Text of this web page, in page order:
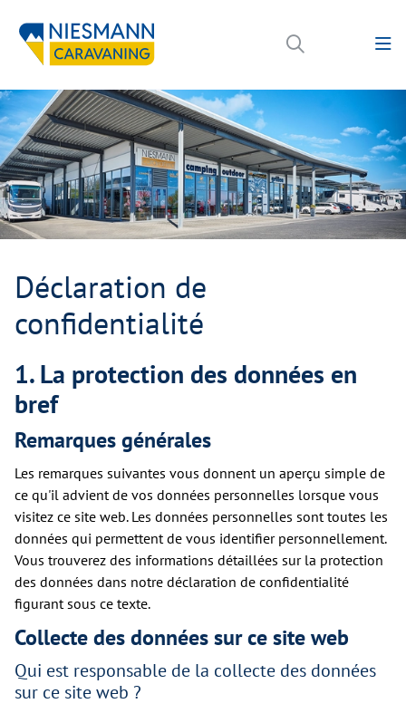
Déclaration de
confidentialité
1. La protection des données en
bref
Remarques générales
Les remarques suivantes vous donnent un aperçu simple de
ce qu'il advient de vos données personnelles lorsque vous
visitez ce site web. Les données personnelles sont toutes les
données qui permettent de vous identifier personnellement.
Vous trouverez des informations détaillées sur la protection
des données dans notre déclaration de confidentialité
figurant sous ce texte.
Collecte des données sur ce site web
Qui est responsable de la collecte des données
sur ce site web ?